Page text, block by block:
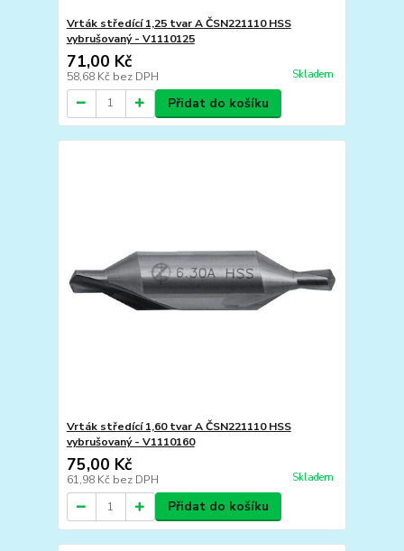
Vrták středící 1,25 tvar A ČSN221110 HSS
vybrušovaný - V1110125
71,00 Kč
58,68 Kč bez DPH Skladem
Přidat do košíku
Vrták středící 1,60 tvar A ČSN221110 HSS
vybrušovaný - V1110160
75,00 Kč
61,98 Kč bez DPH Skladem
Přidat do košíku